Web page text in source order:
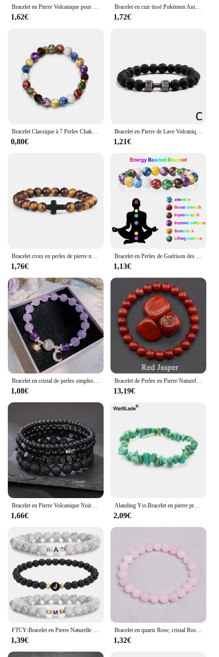
Bracelet en Pierre Volcanique pour Homme, Perles en Bois de Lave, Bouddha Tibétain, Bijoux, Cadeau, Nouvelle Collection
1,62€
Bracelet en cuir tissé Pokémon Anime Mega Stone Snap, cabochon en verre, bracelet réglable, cadeau bijoux pour femmes et enfants, 18mm
1,72€
Bracelet Classique à 7 Perles Chakra en Pierre Naturelle, Corde Noire Tressée, Yoga, Reiki, Équilibre de Guérison, Cadeaux de Méditation
0,80€
Bracelet en Pierre de Lave Volcanique Noire Naturelle pour Femme, Haltère, 256 Perles, Fitness, Bijoux
1,21€
1,76€ 1,13€
1,08€
Bracelet de Perles en Pierre Naturelle pour Femme, Bijou en Œil de Tigre, Quartz, Lave, Épidote, Zoisite, 8mm
13,19€
1,66€
Alanding Yst-Bracelet en pierre précieuse naturelle pour femme, perles de puce commandées irrégulières, bracelets à quartz, bracelet en cristal, pépites
2,09€
1,39€
Bracelet en quartz Rose, cristal Rose, perles de pierre naturelle, Bracelets de Madagascar, perle ronde, extensible, amoureux de la guérison, cadeau pour femmes
1,32€